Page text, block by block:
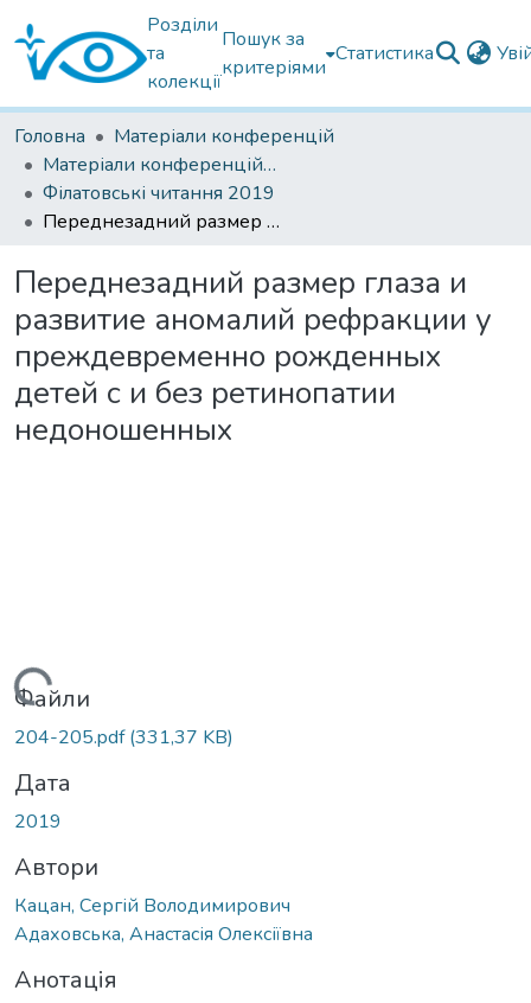
Розділи
та
колекції
Пошук за
критеріями
Статистика
Головна
Матеріали конференцій
Матеріали конференцій Інституту Філатова
Філатовські читання 2019
Переднезадний размер глаза и развитие аномалий рефракции у преждевременно рожденных детей с и без ретинопатии недоношенных
Переднезадний размер глаза и
развитие аномалий рефракции у
преждевременно рожденных
детей с и без ретинопатии
недоношенных
Файли
204-205.pdf(331,37 KB)
Дата
2019
Автори
Кацан, Сергій Володимирович
Адаховська, Анастасія Олексіївна
Анотація